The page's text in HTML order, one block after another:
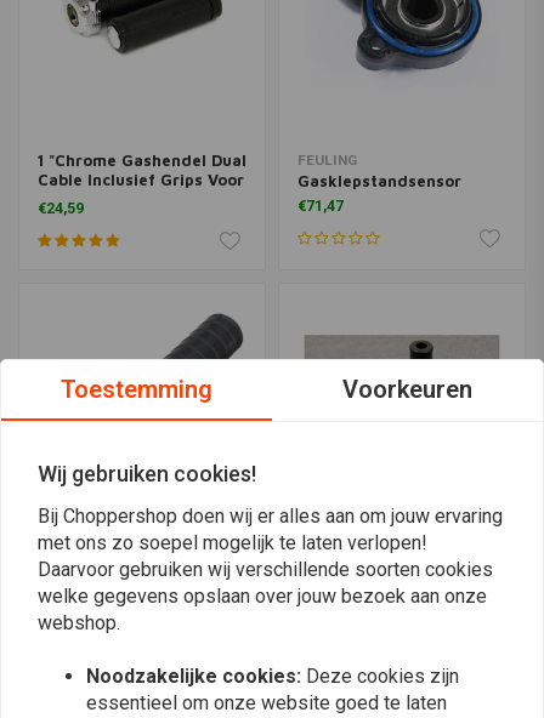
1 "Chrome Gashendel Dual
Cable Inclusief Grips Voor
Harley Davidson 81-95 BT
€24,59
FEULING
Gasklepstandsensor
€71,47
Universele Gashendel,
Dual Cable voor 1" Sturen
€3,60
Universele Single/Dual
Cable Gashendel Met 48
Toestemming Voorkeuren
Wij gebruiken cookies!
Bij Choppershop doen wij er alles aan om jouw ervaring
met ons zo soepel mogelijk te laten verlopen!
Daarvoor gebruiken wij verschillende soorten cookies
welke gegevens opslaan over jouw bezoek aan onze
webshop.
Noodzakelijke cookies: Deze cookies zijn
essentieel om onze website goed te laten